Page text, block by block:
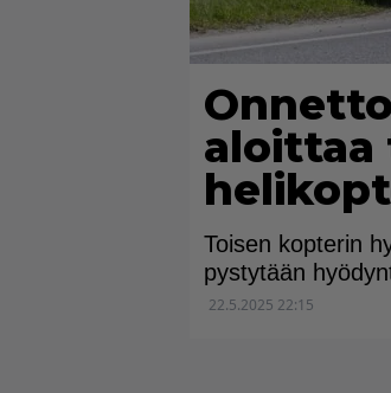
aloittaa
Toisen kopterin
pystytään
22.5.2025 22:15